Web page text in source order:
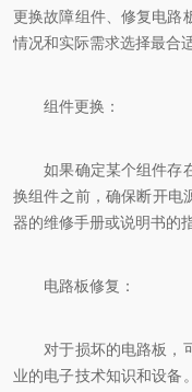
更换故障组件、修复电路
情况和实际需求选择最合
组件更换：
如果确定某个组件存在
换组件之前，确保断开电
器的维修手册或说明书的
电路板修复：
对于损坏的电路板，可
业的电子技术知识和设备